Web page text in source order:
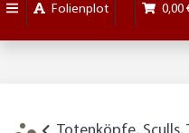
Folienplot 0,00